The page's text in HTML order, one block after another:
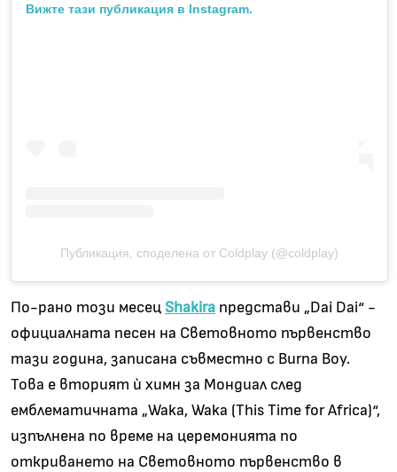
Вижте тази публикация в Instagram.
Публикация, споделена от Coldplay (@coldplay)
По-рано този месец Shakira представи „Dai Dai“ -
официалната песен на Световното първенство
тази година, записана съвместно с Burna Boy.
Това е вторият ѝ химн за Мондиал след
емблематичната „Waka, Waka (This Time for Africa)“,
изпълнена по време на церемонията по
откриването на Световното първенство в